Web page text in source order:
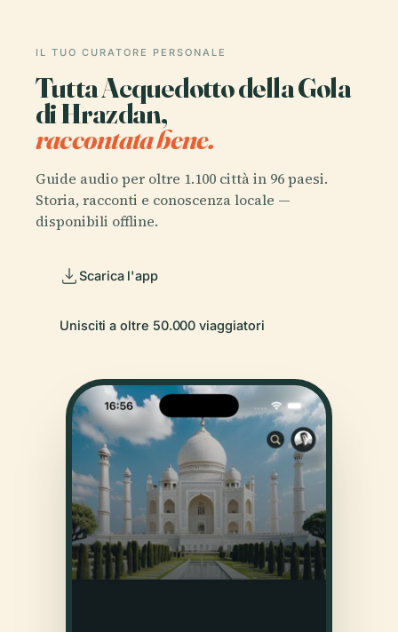
IL TUO CURATORE PERSONALE
Tutta Acquedotto della Gola
di Hrazdan,
raccontata bene.
Guide audio per oltre 1.100 città in 96 paesi.
Storia, racconti e conoscenza locale —
disponibili offline.
Scarica l'app
Unisciti a oltre 50.000 viaggiatori